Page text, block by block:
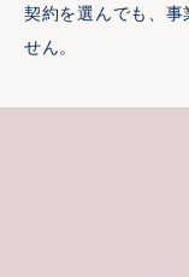
契約を選んでも、
せん。